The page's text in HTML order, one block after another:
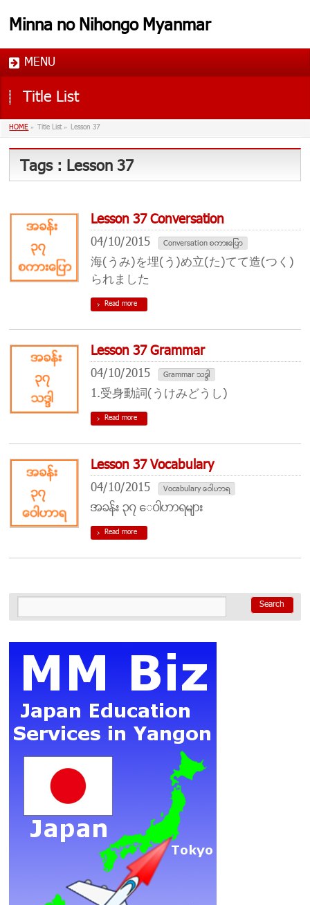
Minna no Nihongo Myanmar
MENU
Title List
HOME» Title List» Lesson 37
Tags : Lesson 37
Lesson 37 Conversation
04/10/2015 Conversation စကားေျပာ
海(うみ)を埋(う)め立(た)てて造(つく)
られました
Read more
Lesson 37 Grammar
04/10/2015 Grammar သဒၵါ
1.受身動詞(うけみどうし)
Read more
Lesson 37 Vocabulary
04/10/2015 Vocabulary ေဝါဟာရ
အခန္း ၃၇ ေဝါဟာရမ်ား
Read more